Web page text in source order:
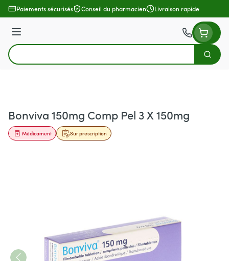
Aller au contenu
Paiements sécurisés Conseil du pharmacien Livraison rapide
Menu
Rechercher
Bonviva 150mg Comp Pel 3 X 150mg
Sur prescription
Médicament